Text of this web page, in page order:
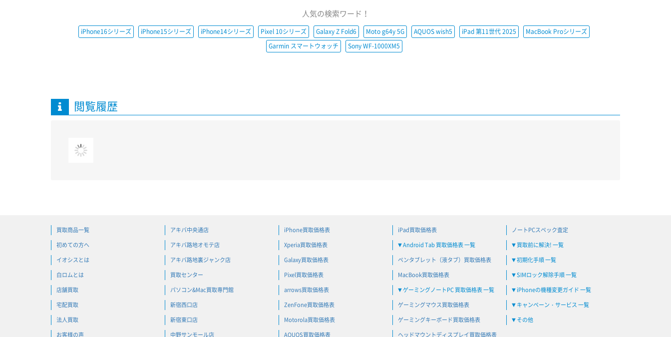
人気の検索ワード！
iPhone16シリーズ iPhone15シリーズ iPhone14シリーズ Pixel 10シリーズ Galaxy Z Fold6 Moto g64y 5G AQUOS wish5 iPad 第11世代 2025 MacBook Proシリーズ
Garmin スマートウォッチ Sony WF-1000XM5
閲覧履歴
買取商品一覧
初めての方へ
イオシスとは
白ロムとは
店舗買取
宅配買取
法人買取
お客様の声
アキバ中央通店
アキバ路地オモテ店
アキバ路地裏ジャンク店
買取センター
パソコン&Mac買取専門館
新宿西口店
新宿東口店
中野サンモール店
iPhone買取価格表
Xperia買取価格表
Galaxy買取価格表
Pixel買取価格表
arrows買取価格表
ZenFone買取価格表
Motorola買取価格表
AQUOS買取価格表
iPad買取価格表
▼ Android Tab 買取価格表 一覧
ペンタブレット（液タブ）買取価格表
MacBook買取価格表
▼ ゲーミングノートPC 買取価格表 一覧
ゲーミングマウス買取価格表
ゲーミングキーボード買取価格表
ヘッドマウントディスプレイ買取価格表
ノートPCスペック査定
▼ 買取前に解決! 一覧
▼ 初期化手順 一覧
▼ SIMロック解除手順 一覧
▼ iPhoneの機種変更ガイド 一覧
▼ キャンペーン・サービス 一覧
▼ その他